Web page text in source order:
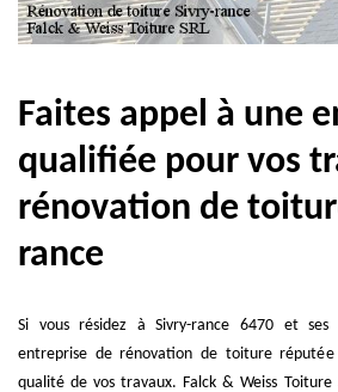
Faites appel à une
qualifiée pour vos
rénovation de
rance
Si vous résidez à Sivry-rance 6470 et ses
entreprise de rénovation de toiture
qualité de vos travaux. Falck & Weiss